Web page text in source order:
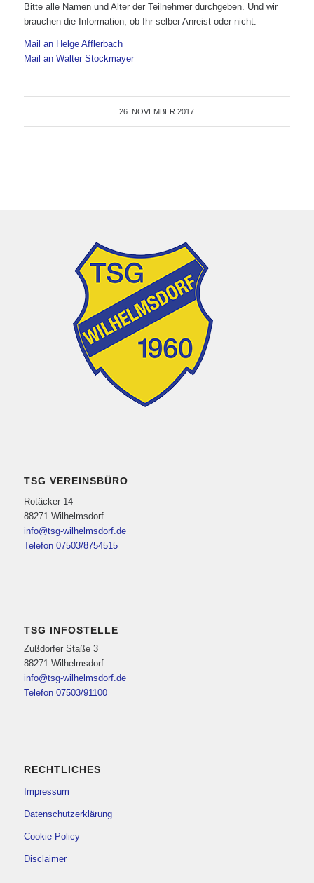
Bitte alle Namen und Alter der Teilnehmer durchgeben. Und wir
brauchen die Information, ob Ihr selber Anreist oder nicht.
Mail an Helge Afflerbach
Mail an Walter Stockmayer
26. NOVEMBER 2017
TSG VEREINSBÜRO
Rotäcker 14
88271 Wilhelmsdorf
info@tsg-wilhelmsdorf.de
Telefon 07503/8754515
TSG INFOSTELLE
Zußdorfer Staße 3
88271 Wilhelmsdorf
info@tsg-wilhelmsdorf.de
Telefon 07503/91100
RECHTLICHES
Impressum
Datenschutzerklärung
Cookie Policy
Disclaimer